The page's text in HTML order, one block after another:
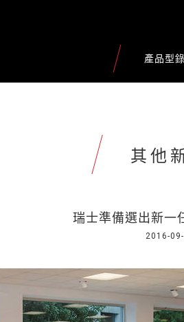
產品型錄
其他
瑞士準備選出新一
2016-